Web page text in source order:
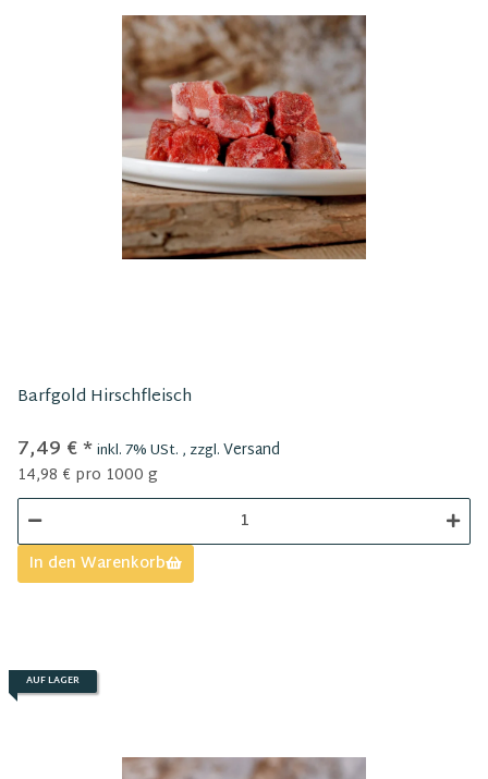
Barfgold Hirschfleisch
7,49 €*inkl. 7% USt. , zzgl.Versand
14,98 € pro 1000 g
In den Warenkorb
AUF LAGER